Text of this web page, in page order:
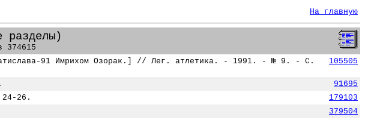
На главную
374615
91 Имрихом Озорак.] // Лег. атлетика. - 1991. - № 9. - С.
105505
91695
26.
179103
379504